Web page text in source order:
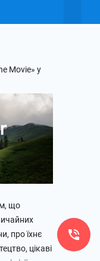
Movie» у
що
про їхнє
цікаві